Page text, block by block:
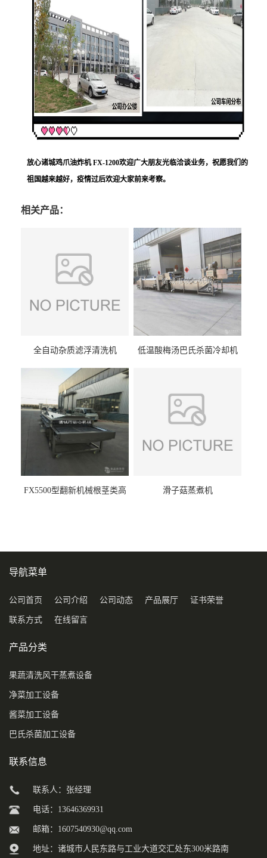
放心诸城鸡爪油炸机 FX-1200欢迎广大朋友光临洽谈业务，祝愿我们的
祖国越来越好，疫情过后欢迎大家前来考察。
相关产品：
全自动杂质滤浮清洗机 低温酸梅汤巴氏杀菌冷却机
FX5500型翻新机械根茎类高
滑子菇蒸煮机
导航菜单
公司首页 公司介绍 公司动态 产品展厅 证书荣誉
联系方式 在线留言
产品分类
果蔬清洗风干蒸煮设备
净菜加工设备
酱菜加工设备
巴氏杀菌加工设备
联系信息
联系人：张经理
电话：13646369931
邮箱： 1607540930@qq.com
地址：诸城市人民东路与工业大道交汇处东300米路南